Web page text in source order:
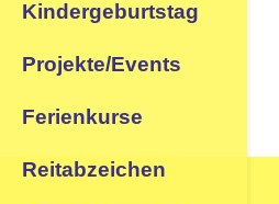
Kindergeburtstag
Projekte/Events
Ferienkurse
Reitabzeichen